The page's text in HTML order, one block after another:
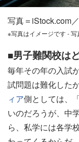
写真＝iStock.com
※写真はイメージです -
■男子難関校は
毎年その年の入試
試問題は難化した
ィア側としては、
いのだろうが、中
ら、私学には各学